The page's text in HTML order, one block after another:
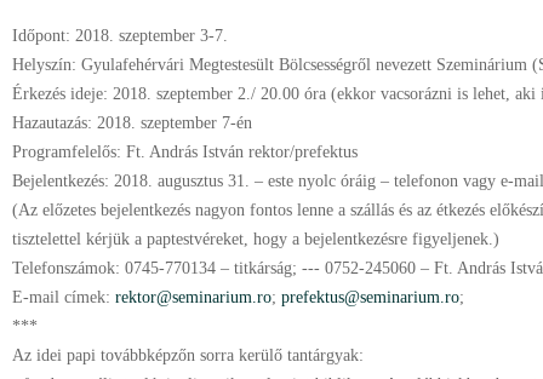
Időpont: 2018. szeptember 3-7.
Helyszín: Gyulafehérvári Megtestesült Bölcsességről nevezett Szeminárium
Érkezés ideje: 2018. szeptember 2./ 20.00 óra (ekkor vacsorázni is lehet,
Hazautazás: 2018. szeptember 7-én
Programfelelős: Ft. András István rektor/prefektus
Bejelentkezés: 2018. augusztus 31. – este nyolc óráig – telefonon vagy e-
(Az előzetes bejelentkezés nagyon fontos lenne a szállás és az étkezés
tisztelettel kérjük a paptestvéreket, hogy a bejelentkezésre figyeljenek.)
Telefonszámok: 0745-770134 – titkárság; --- 0752-245060 – Ft. András
E-mail címek: rektor@seminarium.ro; prefektus@seminarium.ro;
***
Az idei papi továbbképzőn sorra kerülő tantárgyak: